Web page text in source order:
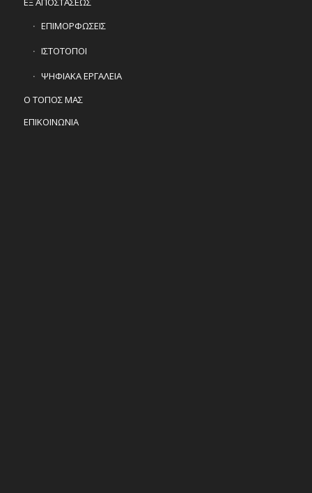
ΕΠΙΜΟΡΦΩΣΕΙΣ
ΙΣΤΟΤΟΠΟΙ
ΨΗΦΙΑΚΑ ΕΡΓΑΛΕΙΑ
Ο ΤΟΠΟΣ ΜΑΣ
ΕΠΙΚΟΙΝΩΝΙΑ